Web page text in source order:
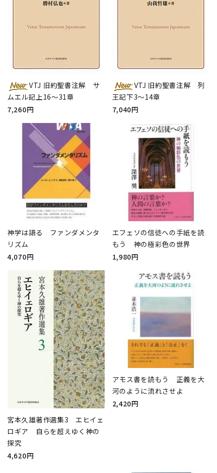
VTJ 旧約聖書注解 サ
ムエル記上16～31章
7,260円
VTJ 旧約聖書注解 列
王記下3～14章
7,040円
神学は語る ファンダメンタ
リズム
4,070円
エフェソの信徒への手紙を読
もう 神の極彩色の世界
1,980円
宮本久雄著作選集3 エヒイェ
ロギア 自らを超えゆく神の
探究
4,620円
アモス書を読もう 正義を大
河のように流れさせよ
2,420円